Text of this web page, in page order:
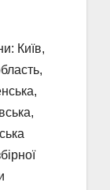
Київ,